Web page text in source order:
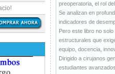
preoperatoria, el rol
Se analizan en
indicadores de
Pero este libro no
estructurales que
equipo, docencia,
Dirigido a cirujanos
estudiantes